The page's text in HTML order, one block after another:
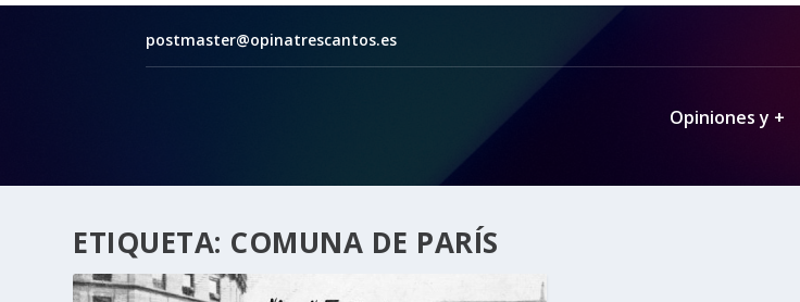
postmaster@opinatrescantos.es
Opiniones y +
ETIQUETA: COMUNA DE PARÍS